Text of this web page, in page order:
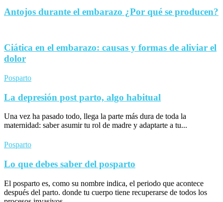
Antojos durante el embarazo ¿Por qué se producen?
Ciática en el embarazo: causas y formas de aliviar el
dolor
Posparto
La depresión post parto, algo habitual
Una vez ha pasado todo, llega la parte más dura de toda la
maternidad: saber asumir tu rol de madre y adaptarte a tu...
Posparto
Lo que debes saber del posparto
El posparto es, como su nombre indica, el periodo que acontece
después del parto. donde tu cuerpo tiene recuperarse de todos los